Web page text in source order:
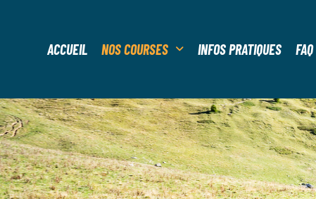
ACCUEIL NOS COURSES INFOS PRATIQUES FAQ